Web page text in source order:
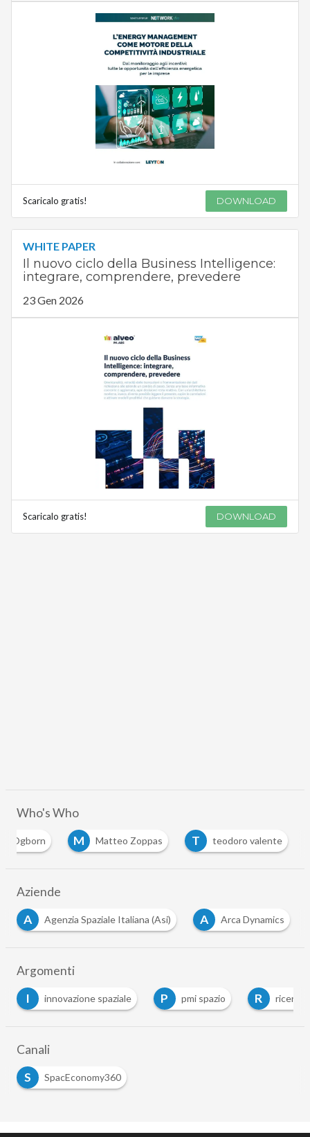
Scaricalo gratis! DOWNLOAD
WHITE PAPER
Il nuovo ciclo della Business Intelligence:
integrare, comprendere, prevedere
23 Gen 2026
Scaricalo gratis! DOWNLOAD
Who's Who
Ogborn M Matteo Zoppas T teodoro valente
Aziende
Spaziale Italiana (Asi) A Arca Dynamics D Delta
Argomenti
spaziale P pmi spazio R ricerca spaziale
Canali
S
SpacEconomy360